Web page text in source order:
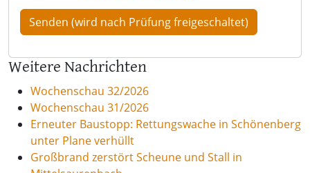
Weitere Nachrichten
Wochenschau 32/2026
Wochenschau 31/2026
Erneuter Baustopp: Rettungswache in Schönenberg
unter Plane verhüllt
Großbrand zerstört Scheune und Stall in